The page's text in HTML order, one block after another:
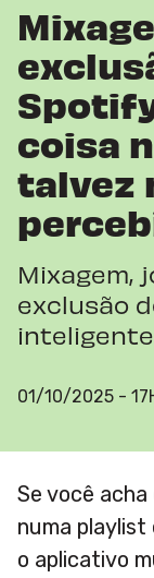
coisa
talvez
Mixagem,
exclusão
01/10/2025 -
Se você
numa playlist
o aplicativo